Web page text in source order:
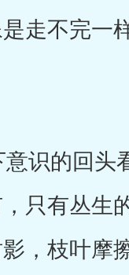
走不完一
识的回头
只有丛生
，枝叶摩